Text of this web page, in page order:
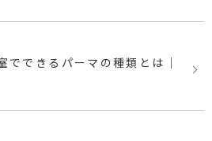
でできるパーマの種類とは｜